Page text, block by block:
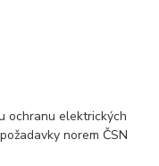
ochranu elektrických
norem ČSN